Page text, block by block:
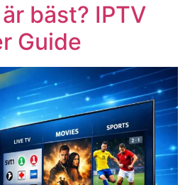
bäst? IPTV
Guide